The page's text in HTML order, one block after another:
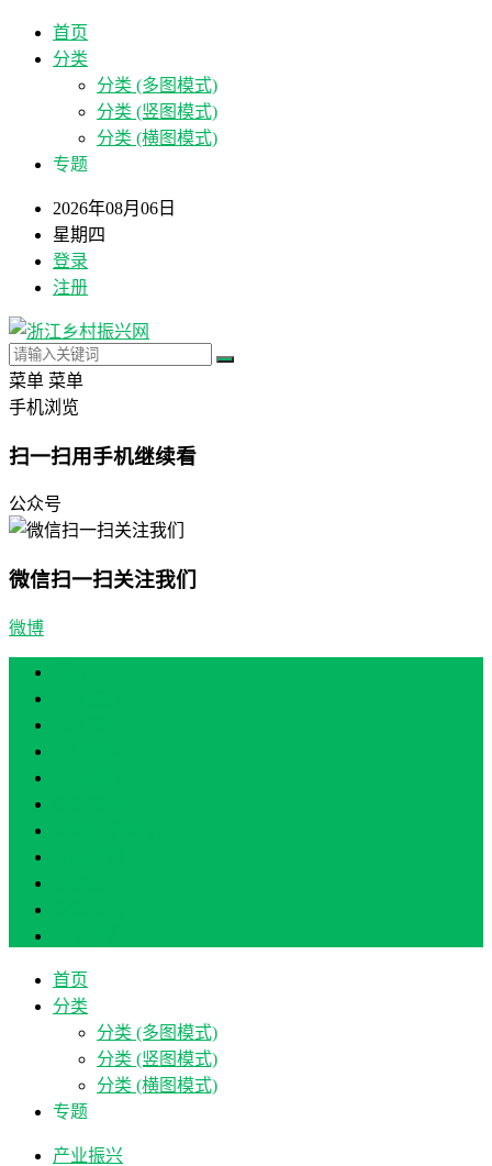
首页
分类
分类 (多图模式)
分类 (竖图模式)
分类 (横图模式)
专题
2026年08月06日
星期四
登录
注册
菜单 菜单
手机浏览
扫一扫用手机继续看
公众号
微信扫一扫关注我们
微博
首页
分类
分类 (多图模式)
分类 (竖图模式)
分类 (横图模式)
专题
产业振兴